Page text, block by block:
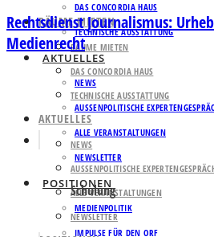
DAS CONCORDIA HAUS
TECHNISCHE AUSSTATTUNG
AKTUELLES
NEWS
AUSSENPOLITISCHE
ALLE VERANSTALTUNGEN
NEWSLETTER
POSITIONEN
MEDIENPOLITIK
IMPULSE FÜR DEN ORF
RÄUME MIETEN
RÄUME MIETEN
DAS CONCORDIA HAUS
TECHNISCHE AUSSTATTUNG
AKTUELLES
NEWS
AUSSENPOLITISCHE
ALLE VERANSTALTUNGEN
NEWSLETTER
Rechtsdienst Journalismus:
Medienrecht
Schulung